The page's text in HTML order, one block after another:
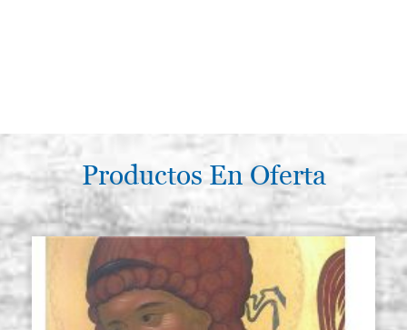
Productos En Oferta